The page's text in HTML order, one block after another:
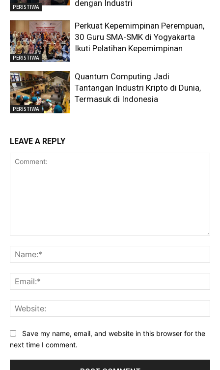
PERISTIWA
dengan Industri
PERISTIWA
Perkuat Kepemimpinan Perempuan,
30 Guru SMA-SMK di Yogyakarta
Ikuti Pelatihan Kepemimpinan
PERISTIWA
Quantum Computing Jadi
Tantangan Industri Kripto di Dunia,
Termasuk di Indonesia
LEAVE A REPLY
Save my name, email, and website in this browser for the
next time I comment.